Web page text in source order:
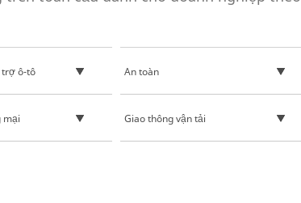
trợ ô-tô An toàn
mại Giao thông vận tải